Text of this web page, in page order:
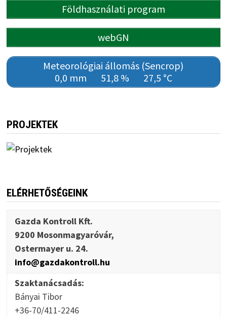
Földhasználati program
webGN
Meteorológiai állomás (Sencrop)
0,0 mm
51,8 % 27,5 °C
PROJEKTEK
ELÉRHETŐSÉGEINK
Gazda Kontroll Kft.
9200 Mosonmagyaróvár,
Ostermayer u. 24.
info@gazdakontroll.hu
Szaktanácsadás:
Bányai Tibor
+36-70/411-2246